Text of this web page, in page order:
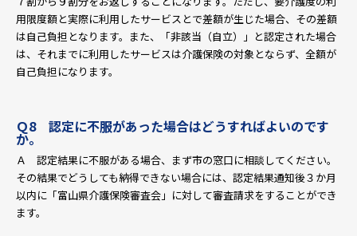
用限度額と実際に利用したサービスとで差額が生じた場合、その差額
は自己負担となります。また、「非該当（自立）」と認定された場合
は、それまでに利用したサービスは介護保険の対象とならず、全額が
自己負担になります。
Ｑ8 認定に不服があった場合はどうすればよいのです
か。
Ａ 認定結果に不服がある場合、まず市の窓口に相談してください。
その結果でどうしても納得できない場合には、認定結果通知後３か月
以内に「富山県介護保険審査会」に対して審査請求をすることができ
ます。